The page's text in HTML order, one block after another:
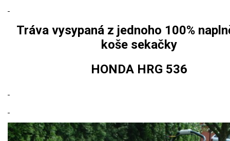
Tráva vysypaná z jednoho 100%
koše sekačky
HONDA HRG 536